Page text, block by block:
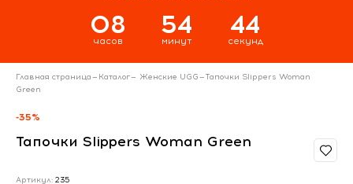
08
часов
54
минут
44
секунд
Главная страница— Каталог— Женские UGG—Тапочки Slippers Woman
Green
-35%
Тапочки Slippers Woman Green
Артикул: 235